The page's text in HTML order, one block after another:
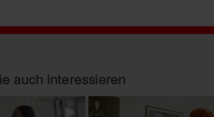
auch interessieren